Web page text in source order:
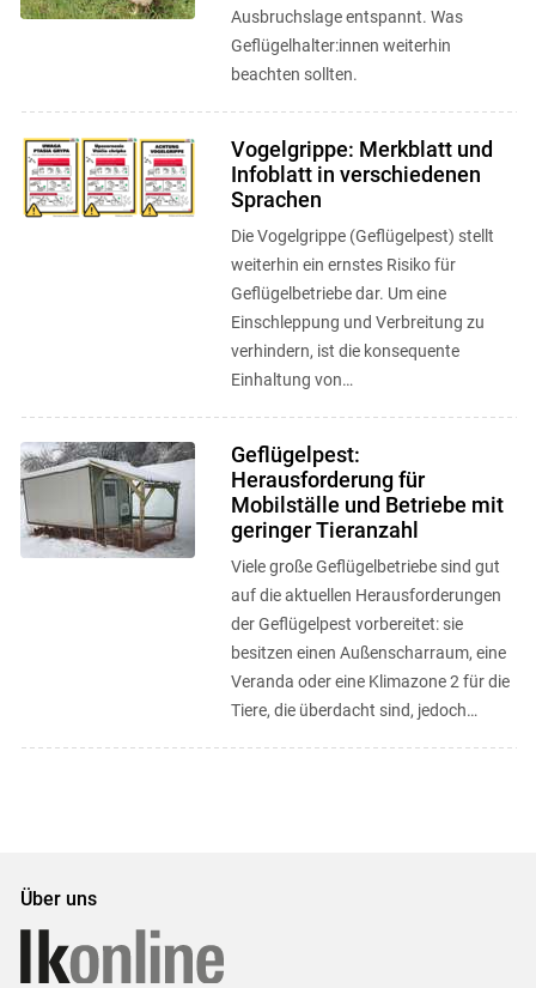
Ausbruchslage entspannt. Was
Geflügelhalter:innen weiterhin
beachten sollten.
Vogelgrippe: Merkblatt und
Infoblatt in verschiedenen
Sprachen
Die Vogelgrippe (Geflügelpest) stellt
weiterhin ein ernstes Risiko für
Geflügelbetriebe dar. Um eine
Einschleppung und Verbreitung zu
verhindern, ist die konsequente
Einhaltung von
Geflügelpest:
Herausforderung für
Mobilställe und Betriebe mit
geringer Tieranzahl
Viele große Geflügelbetriebe sind gut
auf die aktuellen Herausforderungen
der Geflügelpest vorbereitet: sie
besitzen einen Außenscharraum, eine
Veranda oder eine Klimazone 2 für die
Tiere, die überdacht sind, jedoch
Über uns